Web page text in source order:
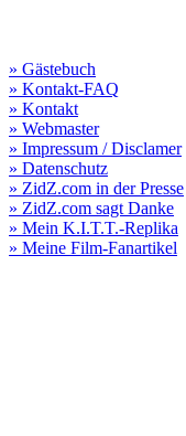
» Gästebuch
» Kontakt-FAQ
» Kontakt
» Webmaster
» Impressum / Disclamer
» Datenschutz
» ZidZ.com in der Presse
» ZidZ.com sagt Danke
» Mein K.I.T.T.-Replika
» Meine Film-Fanartikel